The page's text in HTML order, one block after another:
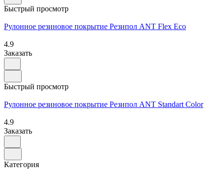
Быстрый просмотр
Рулонное резиновое покрытие Резипол ANT Flex Ecо
4.9
Заказать
Быстрый просмотр
Рулонное резиновое покрытие Резипол ANT Standart Color
4.9
Заказать
Категория